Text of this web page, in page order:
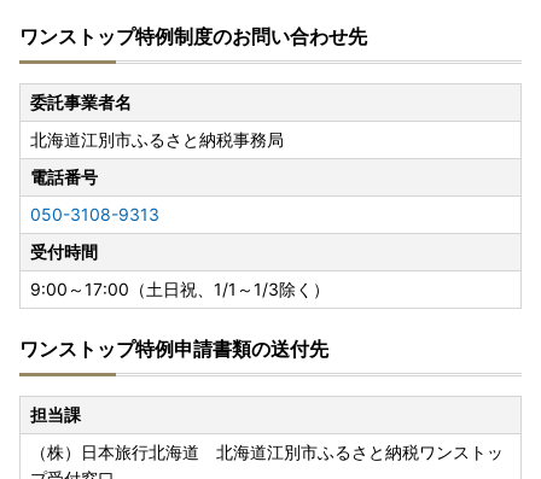
ワンストップ特例制度のお問い合わせ先
委託事業者名
北海道江別市ふるさと納税事務局
電話番号
050-3108-9313
受付時間
9:00～17:00（土日祝、1/1～1/3除く）
ワンストップ特例申請書類の送付先
担当課
（株）日本旅行北海道 北海道江別市ふるさと納税ワンストッ